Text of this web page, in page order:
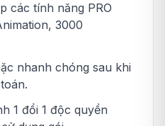
các tính năng PRO
3000
nhanh chóng sau khi
1 đổi 1 độc quyền